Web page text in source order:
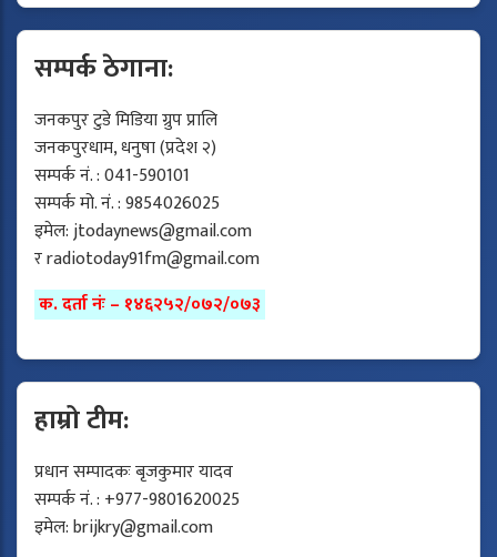
सम्पर्क ठेगाना:
जनकपुर टुडे मिडिया ग्रुप प्रालि
जनकपुरधाम, धनुषा (प्रदेश २)
सम्पर्क नं. : 041-590101
सम्पर्क मो. नं. : 9854026025
इमेल:jtodaynews@gmail.com
रradiotoday91fm@gmail.com
क. दर्ता नंः – १४६२५२/०७२/०७३
हाम्रो टीम:
प्रधान सम्पादकः बृजकुमार यादव
सम्पर्क नं. : +977-9801620025
इमेल:brijkry@gmail.com